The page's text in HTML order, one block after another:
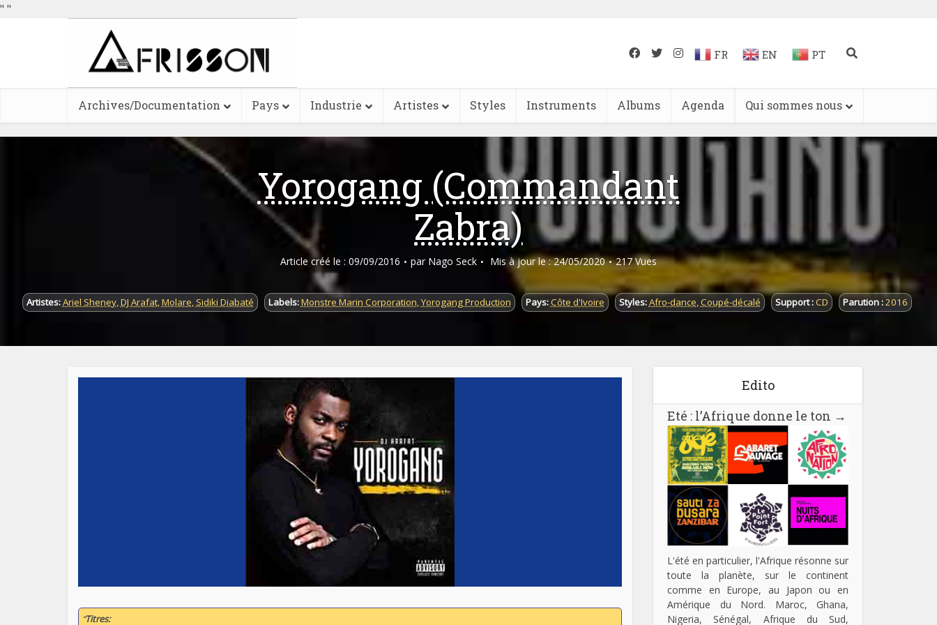
" "
FR EN PT
Archives/Documentation Pays Industrie Artistes Styles Instruments Albums Agenda Qui sommes nous
Yorogang (Commandant
Zabra)
Article créé le : 09/09/2016 par Nago Seck Mis à jour le : 24/05/2020 217 Vues
Artistes:Ariel Sheney,DJ Arafat,Molare, Sidiki Diabaté Labels:Monstre Marin Corporation,Yorogang Production Pays:Côte d'Ivoire Styles:Afro-dance,Coupé-décalé Support :CD Parution :2016
“Titres:
Edito
Eté : l’Afrique donne le ton →
L'été en particulier, l'Afrique résonne sur
toute la planète, sur le continent
comme en Europe, au Japon ou en
Amérique du Nord. Maroc, Ghana,
Nigeria, Sénégal, Afrique du Sud,